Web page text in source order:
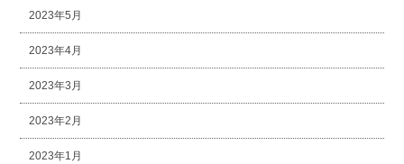
2023年5月
2023年4月
2023年3月
2023年2月
2023年1月